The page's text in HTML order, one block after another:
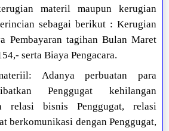
materil maupun kerugian
sebagai berikut : Kerugian
Pembayaran tagihan Bulan Maret
serta Biaya Pengacara.
Adanya perbuatan para
Penggugat kehilangan
relasi bisnis Penggugat, relasi
berkomunikasi dengan Penggugat,